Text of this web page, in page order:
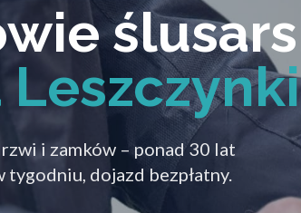
Leszczynki
i zamków – ponad 30 lat
tygodniu, dojazd bezpłatny.